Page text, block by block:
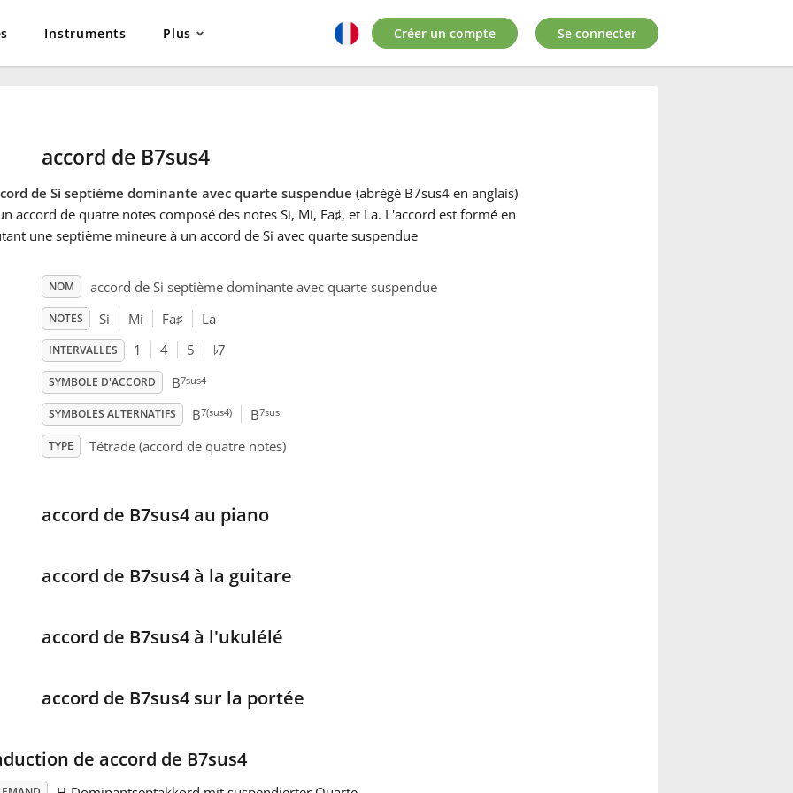
Instruments Plus Créer un compte Se connecter
accord de B7sus4
de Si septième dominante avec quarte suspendue (abrégé B7sus4 en anglais)
accord de quatre notes composé des notes Si, Mi, Fa♯, et La. L'accord est formé en
une septième mineure à un accord de Si avec quarte suspendue
NOM accord de Si septième dominante avec quarte suspendue
NOTES Si Mi Fa♯ La
INTERVALLES 1 4 5 ♭7
SYMBOLE D'ACCORD B7sus4
SYMBOLES ALTERNATIFS B7(sus4) B7sus
TYPE Tétrade (accord de quatre notes)
accord de B7sus4 au piano
accord de B7sus4 à la guitare
accord de B7sus4 à l'ukulélé
accord de B7sus4 sur la portée
de accord de B7sus4